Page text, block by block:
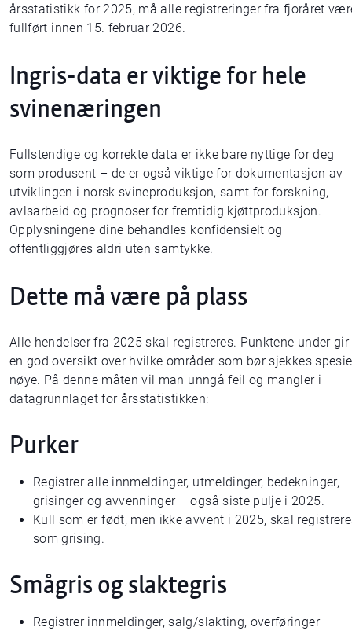
årsstatistikk for 2025, må alle registreringer fra fjoråret
fullført innen 15. februar 2026.
Ingris-data er viktige for hele
svinenæringen
Fullstendige og korrekte data er ikke bare nyttige for deg
som produsent – de er også viktige for dokumentasjon av
utviklingen i norsk svineproduksjon, samt for forskning,
avlsarbeid og prognoser for fremtidig kjøttproduksjon.
Opplysningene dine behandles konfidensielt og
offentliggjøres aldri uten samtykke.
Dette må være på plass
Alle hendelser fra 2025 skal registreres. Punktene under gir
en god oversikt over hvilke områder som bør sjekkes
nøye. På denne måten vil man unngå feil og mangler i
datagrunnlaget for årsstatistikken:
Purker
Registrer alle innmeldinger, utmeldinger, bedekninger,
grisinger og avvenninger – også siste pulje i 2025.
Kull som er født, men ikke avvent i 2025, skal
som grising.
Smågris og slaktegris
Registrer innmeldinger, salg/slakting, overføringer